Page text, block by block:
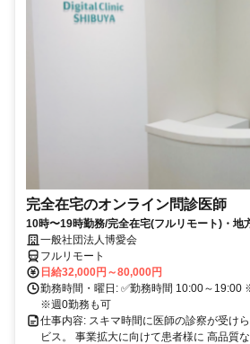
完全在宅のオンライン問診医師
10時〜19時勤務/完全在宅(フルリモート)・地
業務一般社団法人博愛会
フルリモート
日給32,000円～80,000円
勤務時間・曜日: ✅勤務時間 10:00～19:00
※週0勤務も可
仕事内容: スキマ時間に医師の診察が受け
ビス。 事業拡大に向けて患者様に 高品質